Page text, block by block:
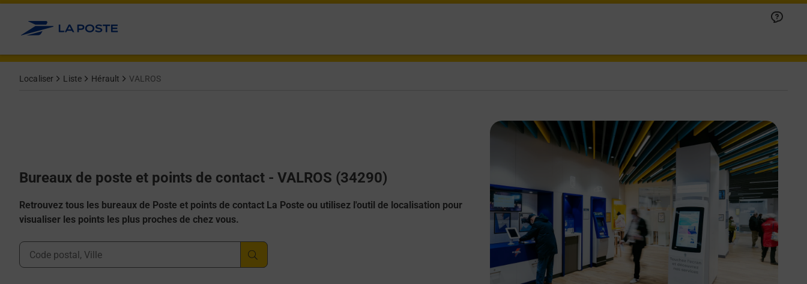
Allez au contenu
Localiser Liste Hérault VALROS
Bureaux de poste et points de contact - VALROS (34290)
Retrouvez tous les bureaux de Poste et points de contact La Poste ou utilisez l'outil de localisation pour
visualiser les points les plus proches de chez vous.
Ville, Département, Code Postal
Afficher ou masquer la réponse
Afficher ou masquer la réponse
Afficher ou masquer la réponse
Afficher ou masquer la réponse
Afficher ou masquer la réponse